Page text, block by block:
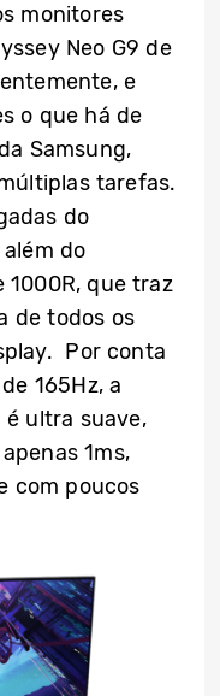
monitores
Neo G9 de
e
o que há de
Samsung,
tarefas.
do
do
que traz
de todos os
Por conta
165Hz, a
ultra suave,
1ms,
com poucos